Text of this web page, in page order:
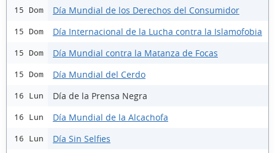
15 Dom Día Mundial de los Derechos del Consumidor
15 Dom Día Internacional de la Lucha contra la Islamofobia
15 Dom Día Mundial contra la Matanza de Focas
15 Dom Día Mundial del Cerdo
16 Lun Día de la Prensa Negra
16 Lun Día Mundial de la Alcachofa
16 Lun Día Sin Selfies